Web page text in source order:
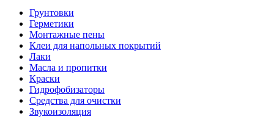
Грунтовки
Герметики
Монтажные пены
Клеи для напольных покрытий
Лаки
Масла и пропитки
Краски
Гидрофобизаторы
Средства для очистки
Звукоизоляция